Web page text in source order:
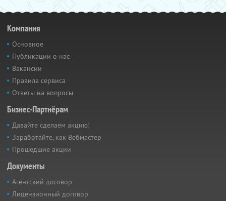
Компания
Основное
Публикации о нас
Вакансии
Правила сервиса
Ответы на вопросы
Бизнес-Партнёрам
Давайте сделаем акцию!
Заработайте, как Вебмастер
Прошедшие акции
Документы
Агентский договор
Лицензионный договор